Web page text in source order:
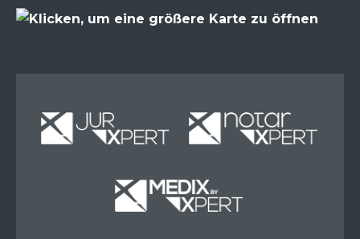
Miete Miete
Miete